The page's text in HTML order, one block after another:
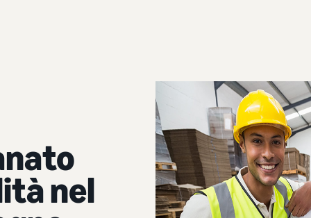
Guida per Nuovi Venditori
Sblocca azioni consigliate che possono aiutarti a vendere
Logistica di Amazon
Esternalizza spedizioni, resi e servizio clienti
Utilizza l'inventario di Logistica di Amazon per le vendite
Prodotti a basso costo
Vendi prodotti a basso costo e raggiungi milioni di clienti
in tutto il mondo
Vendi prodotti ricondizionati e usati a milioni di clienti
Partner di vendita dell'App Store
Scopri i partner software approvati da Amazon per
automatizzare e gestire le tue operazioni
Stima delle spese di evasione degli ordini
Confronta i preventivi in base al metodo di evasione
Crea il tuo negozio online
Entra nel mondo dell'e-commerce in modo semplice ed
Elaborazione degli ordini nell'E-commerce
Come gestire l'evasione degli ordini in un'attività di E-
commerce
nel